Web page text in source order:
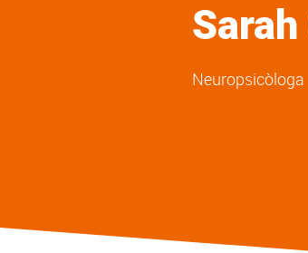
Sarah
Neuropsicòloga